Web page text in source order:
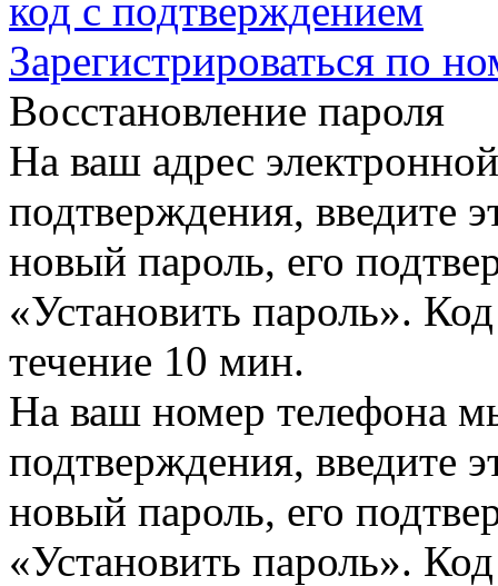
код с подтверждением
Зарегистрироваться по
Восстановление пароля
На ваш адрес
подтверждения, введите
новый пароль, его
«Установить пароль».
течение 10 мин.
На ваш номер телефона
подтверждения, введите
новый пароль, его
«Установить пароль».